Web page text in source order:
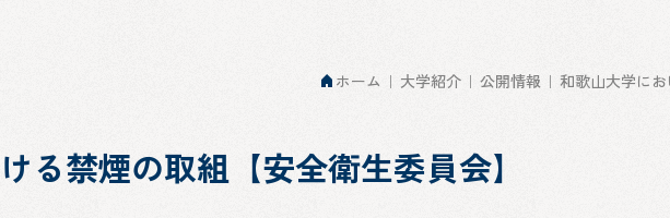
ホーム 大学紹介 公開情報 和歌山大学に
る禁煙の取組【安全衛生委員会】